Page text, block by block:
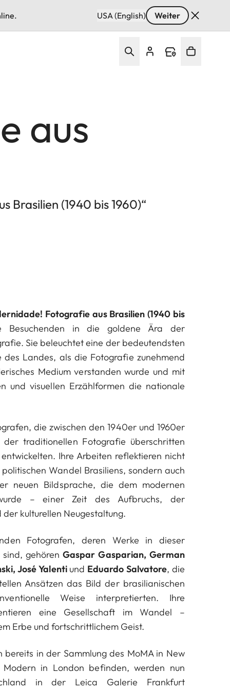
USA (English) Weiter
aus
(1940 bis 1960)“
German Lorca
Fotografie aus Brasilien (1940 bis
Besuchenden in die goldene Ära der
Sie beleuchtet eine der bedeutendsten
des Landes, als die Fotografie zunehmend
Medium verstanden wurde und mit
und visuellen Erzählformen die nationale
die zwischen den 1940er und 1960er
traditionellen Fotografie überschritten
Ihre Arbeiten reflektieren nicht
Wandel Brasiliens, sondern auch
neuen Bildsprache, die dem modernen
– einer Zeit des Aufbruchs, der
kulturellen Neugestaltung.
Fotografen, deren Werke in dieser
sind, gehörenGaspar Gasparian, German
José Yalentiund Eduardo Salvatore, die
Ansätzen das Bild der brasilianischen
Weise interpretierten. Ihre
eine Gesellschaft im Wandel –
Erbe und fortschrittlichem Geist.
bereits in der Sammlung des MoMA in New
in London befinden, werden nun
in der Leica Galerie Frankfurt